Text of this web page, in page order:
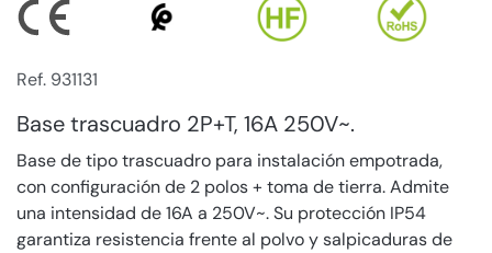
Ref. 931131
Base trascuadro 2P+T, 16A 250V~.
Base de tipo trascuadro para instalación empotrada,
con configuración de 2 polos + toma de tierra. Admite
una intensidad de 16A a 250V~. Su protección IP54
garantiza resistencia frente al polvo y salpicaduras de